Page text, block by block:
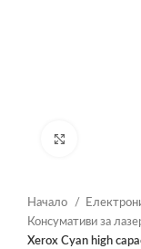
Начало
Консумативи за
Xerox Cyan high